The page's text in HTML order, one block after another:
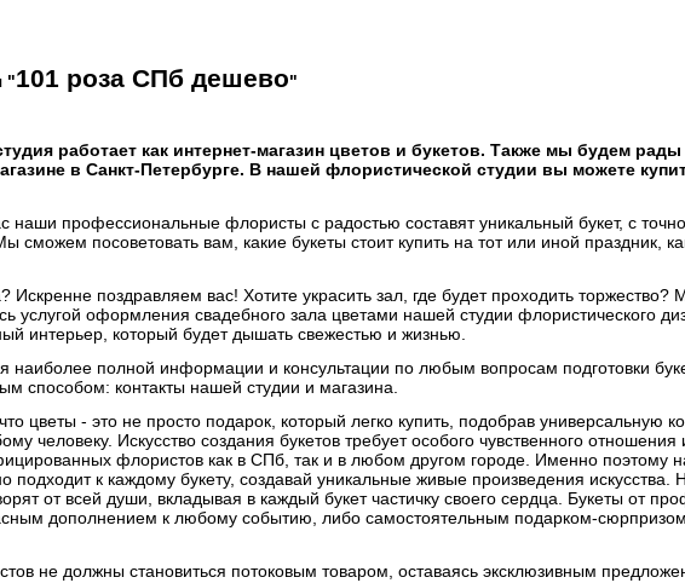
"101 роза СПб дешево"
работает как интернет-магазин цветов и букетов. Также мы будем
в Санкт-Петербурге. В нашей флористической студии вы можете
наши профессиональные флористы с радостью составят уникальный букет, с
сможем посоветовать вам, какие букеты стоит купить на тот или иной праздник,
Искренне поздравляем вас! Хотите украсить зал, где будет проходить
услугой оформления свадебного зала цветами нашей студии флористического
интерьер, который будет дышать свежестью и жизнью.
наиболее полной информации и консультации по любым вопросам подготовки
способом: контакты нашей студии и магазина.
цветы - это не просто подарок, который легко купить, подобрав универсальную
человеку. Искусство создания букетов требует особого чувственного
флористов как в СПб, так и в любом другом городе. Именно поэтому
подходит к каждому букету, создавай уникальные живые произведения
от всей души, вкладывая в каждый букет частичку своего сердца. Букеты от
дополнением к любому событию, либо самостоятельным подарком-сюрпризом
не должны становиться потоковым товаром, оставаясь эксклюзивным